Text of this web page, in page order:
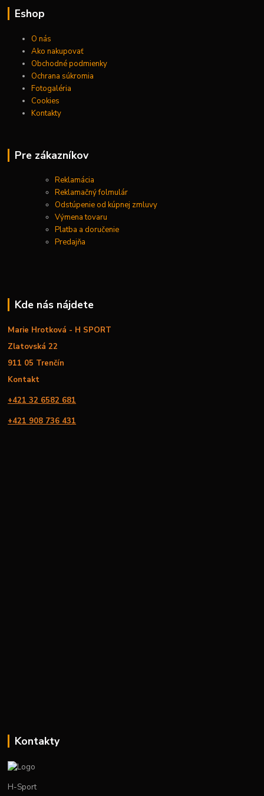
Eshop
O nás
Ako nakupovať
Obchodné podmienky
Ochrana súkromia
Fotogaléria
Cookies
Kontakty
Pre zákazníkov
Reklamácia
Reklamačný folmulár
Odstúpenie od kúpnej zmluvy
Výmena tovaru
Platba a doručenie
Predajňa
Kde nás nájdete
Marie Hrotková - H SPORT
Zlatovská 22
911 05 Trenčín
Kontakt
+421 32 6582 681
+421 908 736 431
Kontakty
H-Sport